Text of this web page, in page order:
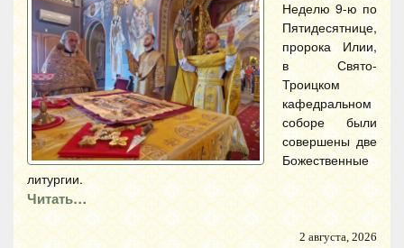
Неделю 9-ю по
Пятидесятнице,
пророка Илии,
в Свято-
Троицком
кафедральном
соборе были
совершены две
Божественные
литургии.
Читать…
2 августа, 2026